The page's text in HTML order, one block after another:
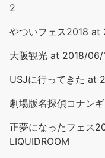
2
やついフェス2018 at
大阪観光 at 2018/06/
USJに行ってきた at
劇場版名探偵コナン
正夢になったフェス
LIQUIDROOM